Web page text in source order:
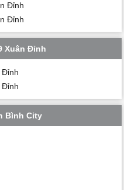
Đỉnh
Đỉnh
Xuân Đỉnh
Đỉnh
Đỉnh
Bình City